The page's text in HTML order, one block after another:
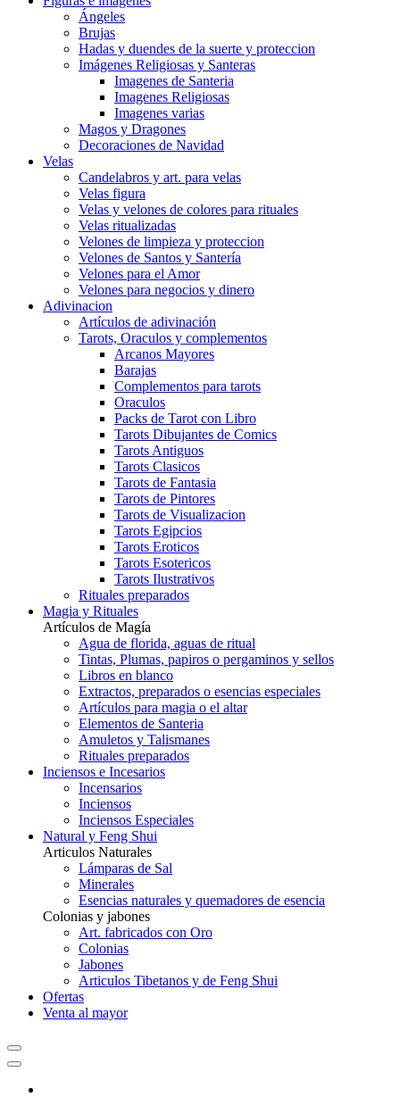
Ángeles
Brujas
Hadas y duendes de la suerte y proteccion
Imágenes Religiosas y Santeras
Imagenes de Santeria
Imagenes Religiosas
Imagenes varias
Magos y Dragones
Decoraciones de Navidad
Velas
Candelabros y art. para velas
Velas figura
Velas y velones de colores para rituales
Velas ritualizadas
Velones de limpieza y proteccion
Velones de Santos y Santería
Velones para el Amor
Velones para negocios y dinero
Adivinacion
Artículos de adivinación
Tarots, Oraculos y complementos
Arcanos Mayores
Barajas
Complementos para tarots
Oraculos
Packs de Tarot con Libro
Tarots Dibujantes de Comics
Tarots Antiguos
Tarots Clasicos
Tarots de Fantasia
Tarots de Pintores
Tarots de Visualizacion
Tarots Egipcios
Tarots Eroticos
Tarots Esotericos
Tarots Ilustrativos
Rituales preparados
Magia y Rituales
Artículos de Magía
Agua de florida, aguas de ritual
Tintas, Plumas, papiros o pergaminos y sellos
Libros en blanco
Extractos, preparados o esencias especiales
Artículos para magia o el altar
Elementos de Santeria
Amuletos y Talismanes
Rituales preparados
Inciensos e Incesarios
Incensarios
Inciensos
Inciensos Especiales
Natural y Feng Shui
Articulos Naturales
Lámparas de Sal
Minerales
Esencias naturales y quemadores de esencia
Colonias y jabones
Art. fabricados con Oro
Colonias
Jabones
Articulos Tibetanos y de Feng Shui
Ofertas
Venta al mayor